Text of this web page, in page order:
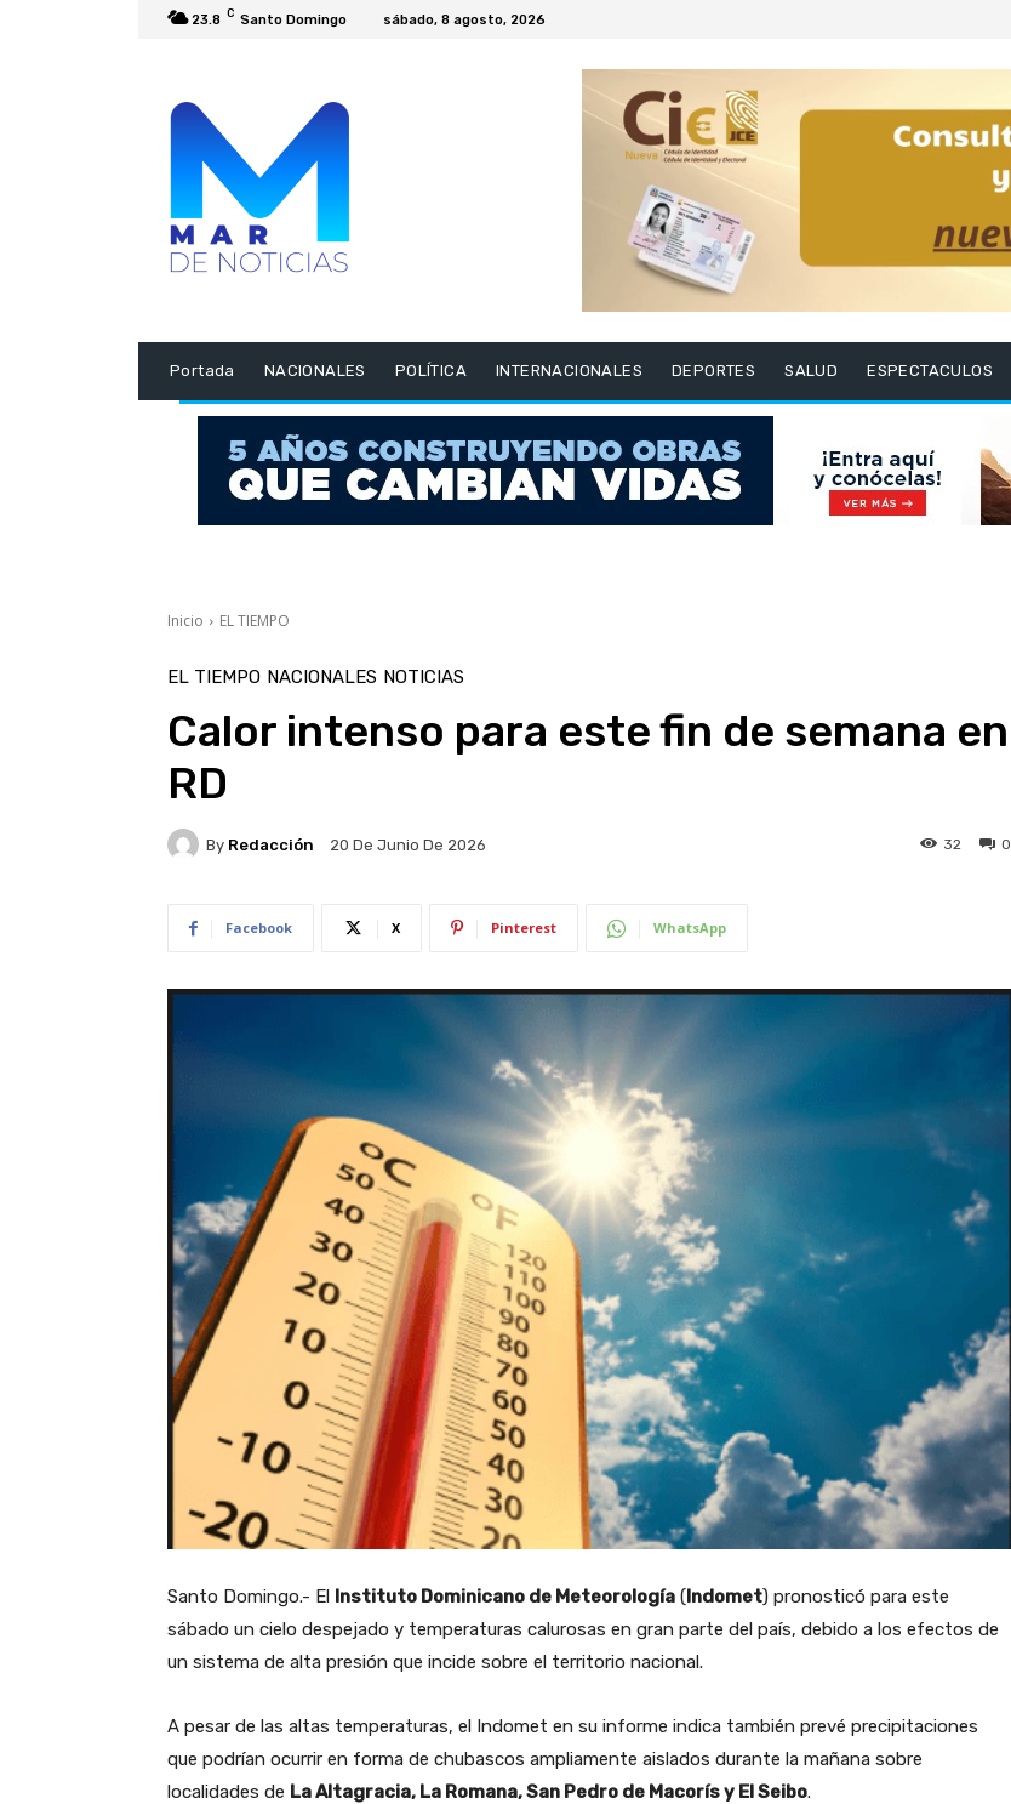
23.8 C Santo Domingo sábado, 8 agosto, 2026
Portada NACIONALES POLÍTICA INTERNACIONALES DEPORTES SALUD ESPECTACULOS
Inicio EL TIEMPO
EL TIEMPO NACIONALES NOTICIAS
Calor intenso para este fin de semana en
RD
By Redacción 20 De Junio De 2026 0
32
Facebook X Pinterest WhatsApp
Santo Domingo.- El Instituto Dominicano de Meteorología (Indomet) pronosticó para este
sábado un cielo despejado y temperaturas calurosas en gran parte del país, debido a los efectos de
un sistema de alta presión que incide sobre el territorio nacional.
A pesar de las altas temperaturas, el Indomet en su informe indica también prevé precipitaciones
que podrían ocurrir en forma de chubascos ampliamente aislados durante la mañana sobre
localidades de La Altagracia, La Romana, San Pedro de Macorís y El Seibo.